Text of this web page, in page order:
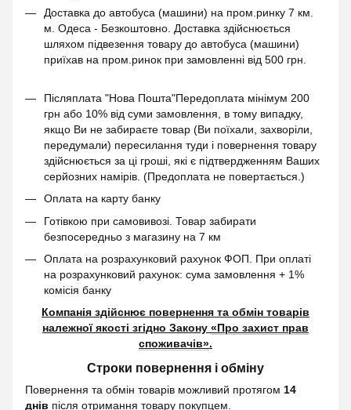
Доставка до автобуса (машини) на пром.ринку 7 км.
м. Одеса - Безкоштовно. Доставка здійснюється
шляхом підвезення товару до автобуса (машини)
приїхав на пром.ринок при замовленні від 500 грн.
Післяплата "Нова Пошта"Передоплата мінімум 200
грн або 10% від суми замовлення, в тому випадку,
якщо Ви не забираєте товар (Ви поїхали, захворіли,
передумали) пересилання туди і повернення товару
здійснюється за ці гроші, які є підтвердженням Ваших
серйозних намірів. (Предоплата не повертається.)
Оплата на карту банку
Готівкою при самовивозі. Товар забирати
безпосередньо з магазину на 7 км
Оплата на розрахунковий рахунок ФОП. При оплаті
на розрахунковий рахунок: сума замовлення + 1%
комісія банку
Компанія здійснює повернення та обмін товарів
належної якості згідно Закону «Про захист прав
споживачів».
Строки повернення і обміну
Повернення та обмін товарів можливий протягом 14
днів після отримання товару покупцем.